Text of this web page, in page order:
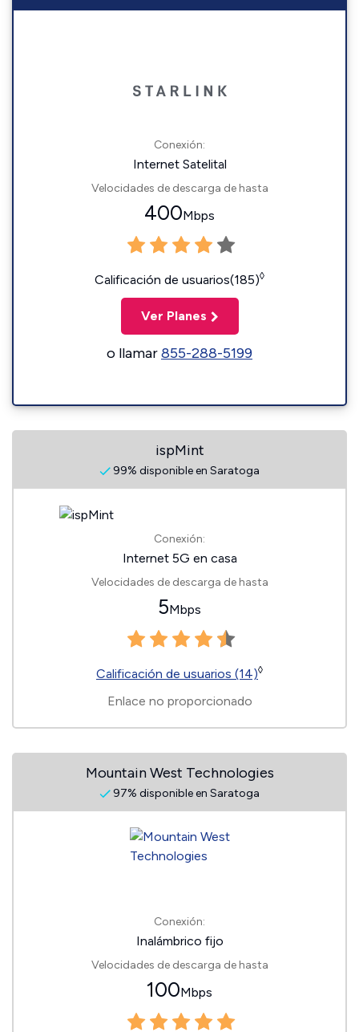
Conexión:
Internet Satelital
Velocidades de descarga de hasta
400Mbps
Calificación de usuarios(185)◊
Ver Planes
o llamar855-288-5199
ispMint
99% disponible en Saratoga
Conexión:
Internet 5G en casa
Velocidades de descarga de hasta
5Mbps
Calificación de usuarios (14)◊
Enlace no proporcionado
Mountain West Technologies
97% disponible en Saratoga
Conexión:
Inalámbrico fijo
Velocidades de descarga de hasta
100Mbps